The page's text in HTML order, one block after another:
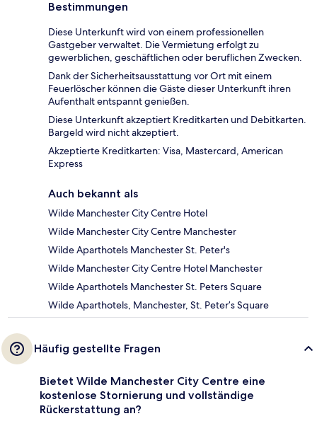
Bestimmungen
Diese Unterkunft wird von einem professionellen
Gastgeber verwaltet. Die Vermietung erfolgt zu
gewerblichen, geschäftlichen oder beruflichen Zwecken.
Dank der Sicherheitsausstattung vor Ort mit einem
Feuerlöscher können die Gäste dieser Unterkunft ihren
Aufenthalt entspannt genießen.
Diese Unterkunft akzeptiert Kreditkarten und Debitkarten.
Bargeld wird nicht akzeptiert.
Akzeptierte Kreditkarten: Visa, Mastercard, American
Express
Auch bekannt als
Wilde Manchester City Centre Hotel
Wilde Manchester City Centre Manchester
Wilde Aparthotels Manchester St. Peter's
Wilde Manchester City Centre Hotel Manchester
Wilde Aparthotels Manchester St. Peters Square
Wilde Aparthotels, Manchester, St. Peter’s Square
Häufig gestellte Fragen
Bietet Wilde Manchester City Centre eine
kostenlose Stornierung und vollständige
Rückerstattung an?